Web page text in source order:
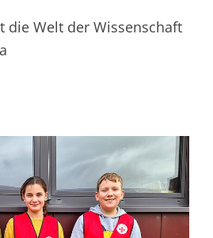
die Welt der Wissenschaft